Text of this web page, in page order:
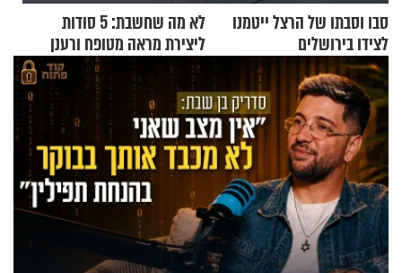
סבו וסבתו של הרצל ייטמנו
לצידו בירושלים
לא מה שחשבת: 5 סודות
ליצירת מראה מטופח ורענן